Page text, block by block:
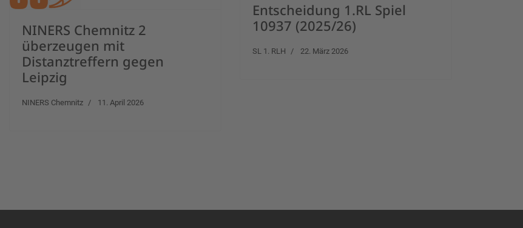
NINERS Chemnitz 2
überzeugen mit
Distanztreffern gegen
Leipzig
NINERS Chemnitz 11. April 2026
Entscheidung 1.RL Spiel
10937 (2025/26)
SL 1. RLH 22. März 2026